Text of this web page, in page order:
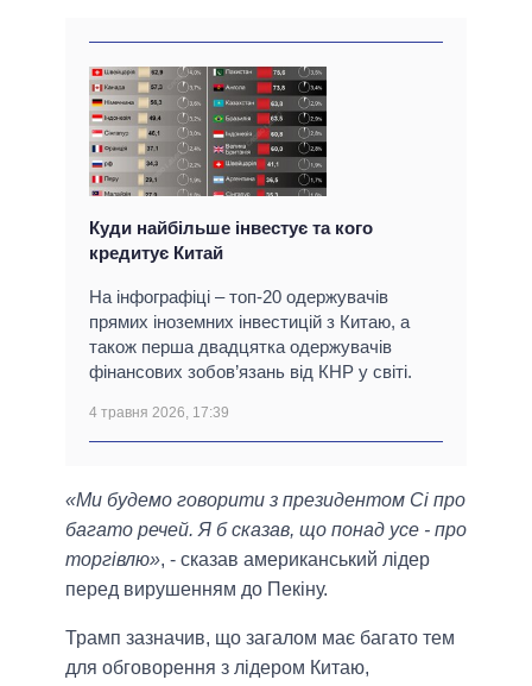
Куди найбільше інвестує та кого
кредитує Китай
На інфографіці – топ-20 одержувачів
прямих іноземних інвестицій з Китаю, а
також перша двадцятка одержувачів
фінансових зобов’язань від КНР у світі.
4 травня 2026, 17:39
«Ми будемо говорити з президентом Сі про
багато речей. Я б сказав, що понад усе - про
торгівлю», - сказав американський лідер
перед вирушенням до Пекіну.
Трамп зазначив, що загалом має багато тем
для обговорення з лідером Китаю,